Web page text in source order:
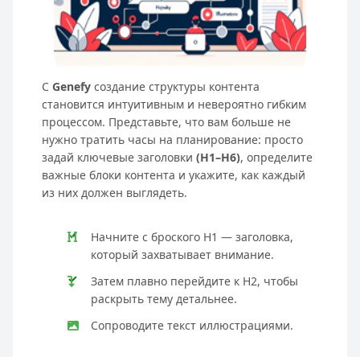
С Genefy создание структуры контента
становится интуитивным и невероятно гибким
процессом. Представьте, что вам больше не
нужно тратить часы на планирование: просто
задай ключевые заголовки (H1–H6), определите
важные блоки контента и укажите, как каждый
из них должен выглядеть.
Начните с броского H1 — заголовка,
который захватывает внимание.
Затем плавно перейдите к H2, чтобы
раскрыть тему детальнее.
Сопроводите текст иллюстрациями.